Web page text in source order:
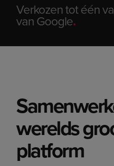
Verkozen tot één
van Google.
werelds
platform